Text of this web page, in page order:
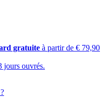
gratuite à partir de € 79,90
jours ouvrés.